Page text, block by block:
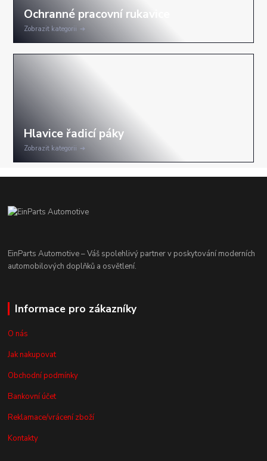
Zobrazit kategorii
Zobrazit kategorii
EinParts Automotive – Váš spolehlivý partner v poskytování moderních
automobilových doplňků a osvětlení.
Informace pro zákazníky
O nás
Jak nakupovat
Obchodní podmínky
Bankovní účet
Reklamace/vrácení zboží
Kontakty